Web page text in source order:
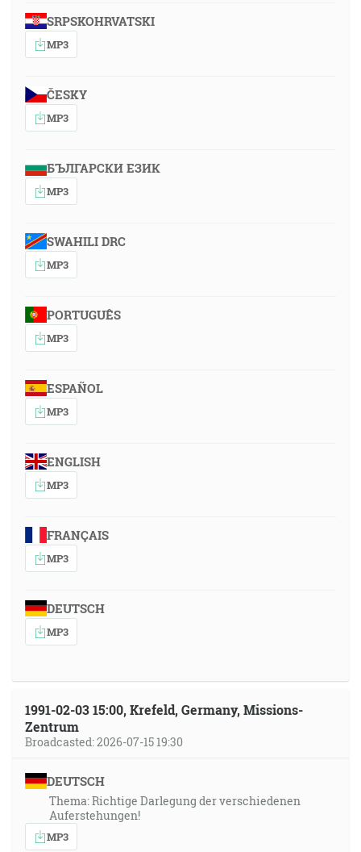
SRPSKOHRVATSKI
MP3
ČESKY
MP3
БЪЛГАРСКИ ЕЗИК
MP3
SWAHILI DRC
MP3
PORTUGUÊS
MP3
ESPAÑOL
MP3
ENGLISH
MP3
FRANÇAIS
MP3
DEUTSCH
MP3
1991-02-03 15:00, Krefeld, Germany, Missions-
Zentrum
Broadcasted: 2026-07-15 19:30
DEUTSCH
Thema: Richtige Darlegung der verschiedenen
Auferstehungen!
MP3